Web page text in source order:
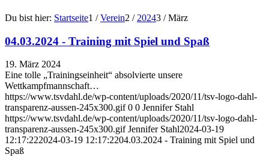
Du bist hier: Startseite1 / Verein2 / 20243 / März
04.03.2024 - Training mit Spiel und Spaß
19. März 2024
Eine tolle „Trainingseinheit“ absolvierte unsere
Wettkampfmannschaft…
https://www.tsvdahl.de/wp-content/uploads/2020/11/tsv-logo-dahl-
transparenz-aussen-245x300.gif 0 0 Jennifer Stahl
https://www.tsvdahl.de/wp-content/uploads/2020/11/tsv-logo-dahl-
transparenz-aussen-245x300.gif Jennifer Stahl2024-03-19
12:17:222024-03-19 12:17:2204.03.2024 - Training mit Spiel und
Spaß